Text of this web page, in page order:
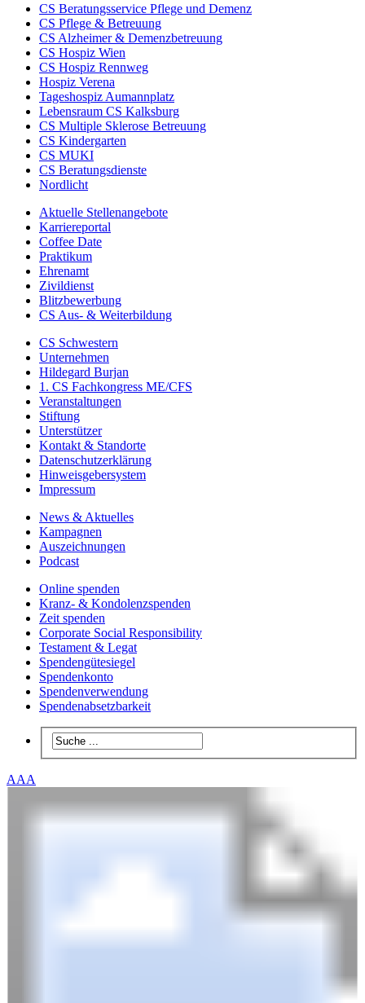
CS Beratungsservice Pflege und Demenz
CS Pflege & Betreuung
CS Alzheimer & Demenzbetreuung
CS Hospiz Wien
CS Hospiz Rennweg
Hospiz Verena
Tageshospiz Aumannplatz
Lebensraum CS Kalksburg
CS Multiple Sklerose Betreuung
CS Kindergarten
CS MUKI
CS Beratungsdienste
Nordlicht
Aktuelle Stellenangebote
Karriereportal
Coffee Date
Praktikum
Ehrenamt
Zivildienst
Blitzbewerbung
CS Aus- & Weiterbildung
CS Schwestern
Unternehmen
Hildegard Burjan
1. CS Fachkongress ME/CFS
Veranstaltungen
Stiftung
Unterstützer
Kontakt & Standorte
Datenschutzerklärung
Hinweisgebersystem
Impressum
News & Aktuelles
Kampagnen
Auszeichnungen
Podcast
Online spenden
Kranz- & Kondolenzspenden
Zeit spenden
Corporate Social Responsibility
Testament & Legat
Spendengütesiegel
Spendenkonto
Spendenverwendung
Spendenabsetzbarkeit
AAA